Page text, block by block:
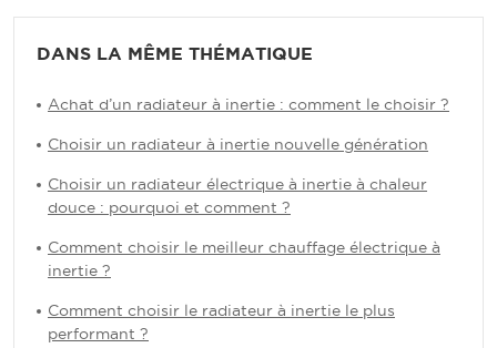
DANS LA MÊME THÉMATIQUE
Achat d’un radiateur à inertie : comment le choisir ?
Choisir un radiateur à inertie nouvelle génération
Choisir un radiateur électrique à inertie à chaleur
douce : pourquoi et comment ?
Comment choisir le meilleur chauffage électrique à
inertie ?
Comment choisir le radiateur à inertie le plus
performant ?